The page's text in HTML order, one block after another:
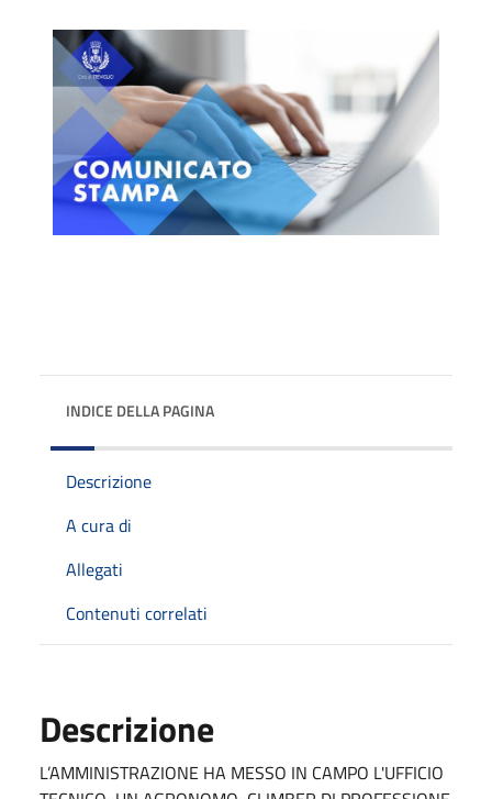
INDICE DELLA PAGINA
Descrizione
A cura di
Allegati
Contenuti correlati
Descrizione
L’AMMINISTRAZIONE HA MESSO IN CAMPO L'UFFICIO